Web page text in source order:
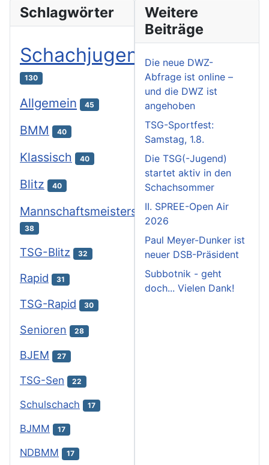
Schlagwörter
Schachjugend
130
Allgemein 45
BMM 40
Klassisch 40
Blitz 40
Mannschaftsmeisterschaften
38
TSG-Blitz 32
Rapid 31
TSG-Rapid 30
Senioren 28
BJEM 27
TSG-Sen 22
Schulschach 17
BJMM 17
NDBMM 17
Weitere
Beiträge
Die neue DWZ-
Abfrage ist online –
und die DWZ ist
angehoben
TSG-Sportfest:
Samstag, 1.8.
Die TSG(-Jugend)
startet aktiv in den
Schachsommer
II. SPREE-Open Air
2026
Paul Meyer-Dunker ist
neuer DSB-Präsident
Subbotnik - geht
doch... Vielen Dank!